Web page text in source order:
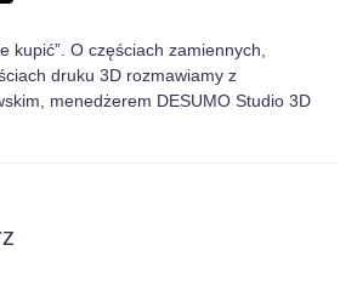
kupić”. O częściach zamiennych,
druku 3D rozmawiamy z
menedżerem DESUMO Studio 3D